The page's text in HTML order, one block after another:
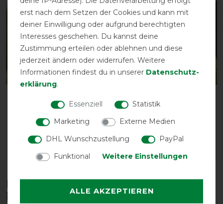
GUARD FREE PLUS
vorher 24,00 €
GUARD II
vorher 19,85 €
Diese Produkte könnten dich auch
interessieren
erst nach dem Setzen der Cookies und kann mit
deiner Einwilligung oder aufgrund berechtigten
Interesses geschehen. Du kannst deine
Zustimmung erteilen oder ablehnen und diese
jederzeit ändern oder widerrufen. Weitere
Informationen findest du in unserer Daten­schutz­
erklärung.
Essenziell
Statistik
Marketing
Externe Medien
DHL Wunschzustellung
PayPal
Funktional
Weitere Einstellungen
ALLE AKZEPTIEREN